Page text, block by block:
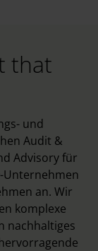
that
und
Audit &
Advisory für
Unternehmen
an. Wir
komplexe
nachhaltiges